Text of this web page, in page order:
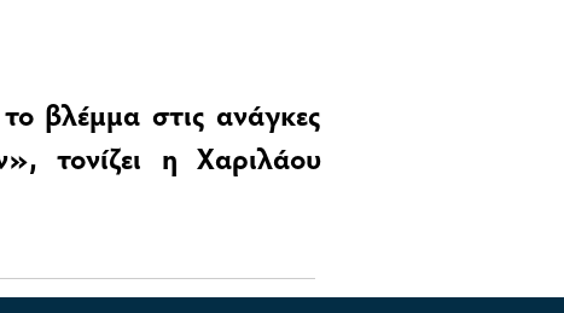
βλέμμα στις ανάγκες
τονίζει η Χαριλάου